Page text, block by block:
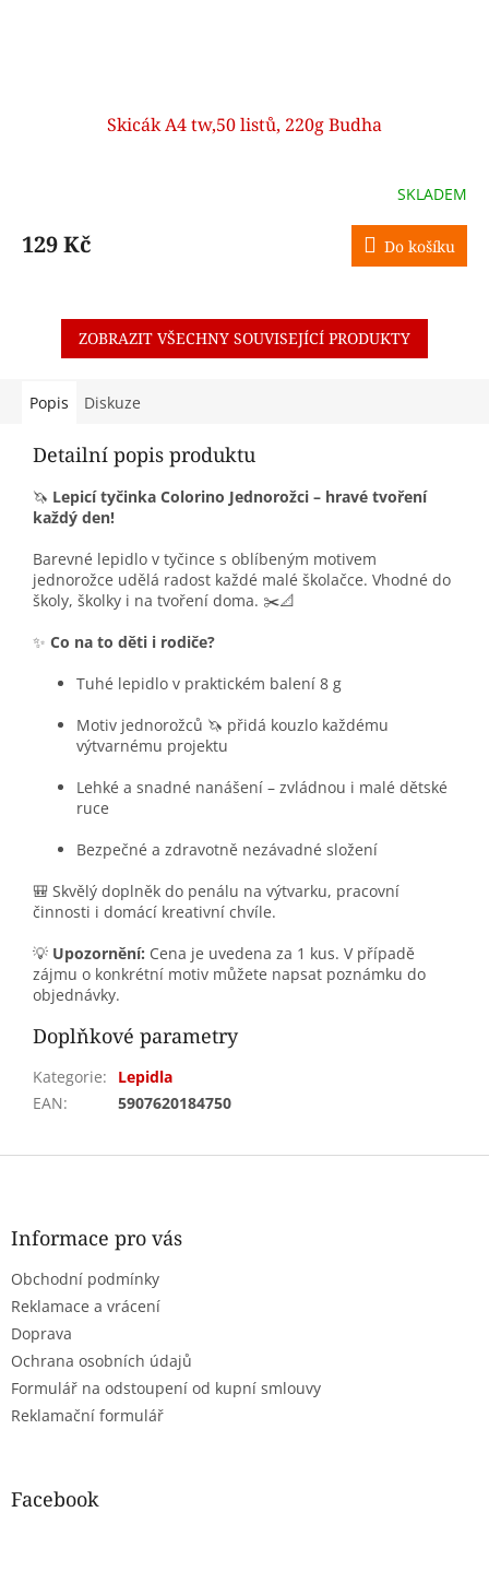
Skicák A4 tw,50 listů, 220g Budha
SKLADEM
129 Kč Do košíku
ZOBRAZIT VŠECHNY SOUVISEJÍCÍ PRODUKTY
Popis Diskuze
Detailní popis produktu
🦄 Lepicí tyčinka Colorino Jednorožci – hravé tvoření
každý den!
Barevné lepidlo v tyčince s oblíbeným motivem
jednorožce udělá radost každé malé školačce. Vhodné do
školy, školky i na tvoření doma. ✂️📐
✨ Co na to děti i rodiče?
Tuhé lepidlo v praktickém balení 8 g
Motiv jednorožců 🦄 přidá kouzlo každému
výtvarnému projektu
Lehké a snadné nanášení – zvládnou i malé dětské
ruce
Bezpečné a zdravotně nezávadné složení
🎒 Skvělý doplněk do penálu na výtvarku, pracovní
činnosti i domácí kreativní chvíle.
💡 Upozornění: Cena je uvedena za 1 kus. V případě
zájmu o konkrétní motiv můžete napsat poznámku do
objednávky.
Doplňkové parametry
Kategorie:
Lepidla
EAN: 5907620184750
Z
Informace pro vás
Obchodní podmínky
Reklamace a vrácení
Doprava
Ochrana osobních údajů
Formulář na odstoupení od kupní smlouvy
Reklamační formulář
Facebook